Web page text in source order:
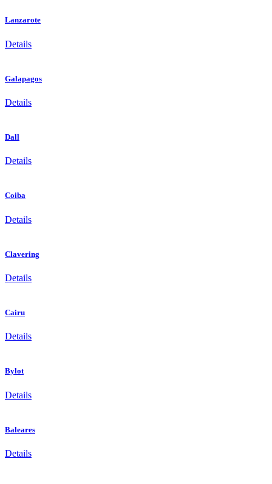
Lanzarote
Details
Galapagos
Details
Dall
Details
Coiba
Details
Clavering
Details
Cairu
Details
Bylot
Details
Baleares
Details